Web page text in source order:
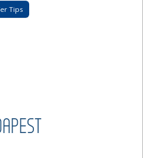
Tips